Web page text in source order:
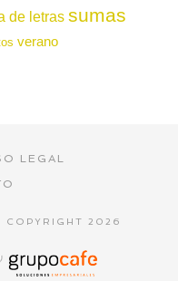
de letras sumas
verano
LEGAL
COPYRIGHT 2026